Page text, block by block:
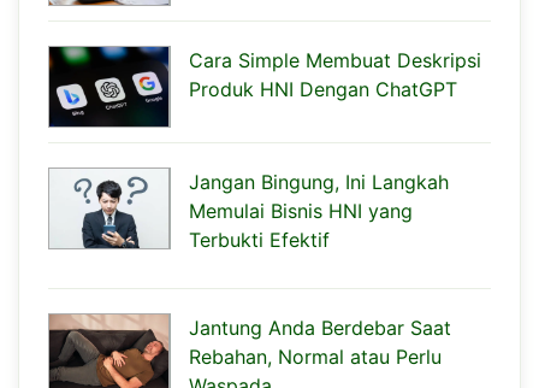
Cara Simple Membuat Deskripsi
Produk HNI Dengan ChatGPT
Jangan Bingung, Ini Langkah
Memulai Bisnis HNI yang
Terbukti Efektif
Jantung Anda Berdebar Saat
Rebahan, Normal atau Perlu